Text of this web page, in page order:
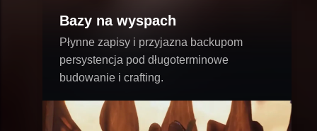
Bazy na wyspach
Płynne zapisy i przyjazna backupom
persystencja pod długoterminowe
budowanie i crafting.